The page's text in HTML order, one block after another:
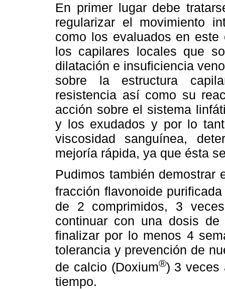
En primer lugar debe
regularizar el movimiento
como los evaluados en
los capilares locales que
dilatación e insuficiencia
sobre la estructura
resistencia así como su
acción sobre el sistema
y los exudados y por lo
viscosidad sanguínea,
mejoría rápida, ya que ésta
Pudimos también demostrar
fracción flavonoide
de 2 comprimidos, 3
continuar con una dosis
finalizar por lo menos 4
tolerancia y prevención de
de calcio (Doxium®) 3 veces
tiempo.